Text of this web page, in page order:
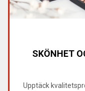
SKÖNHET
Upptäck